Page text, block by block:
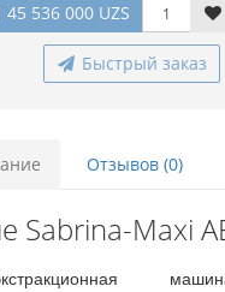
45 536 000 UZS
Быстрый заказ
Отзывов (0)
Sabrina-Maxi
экстракционная